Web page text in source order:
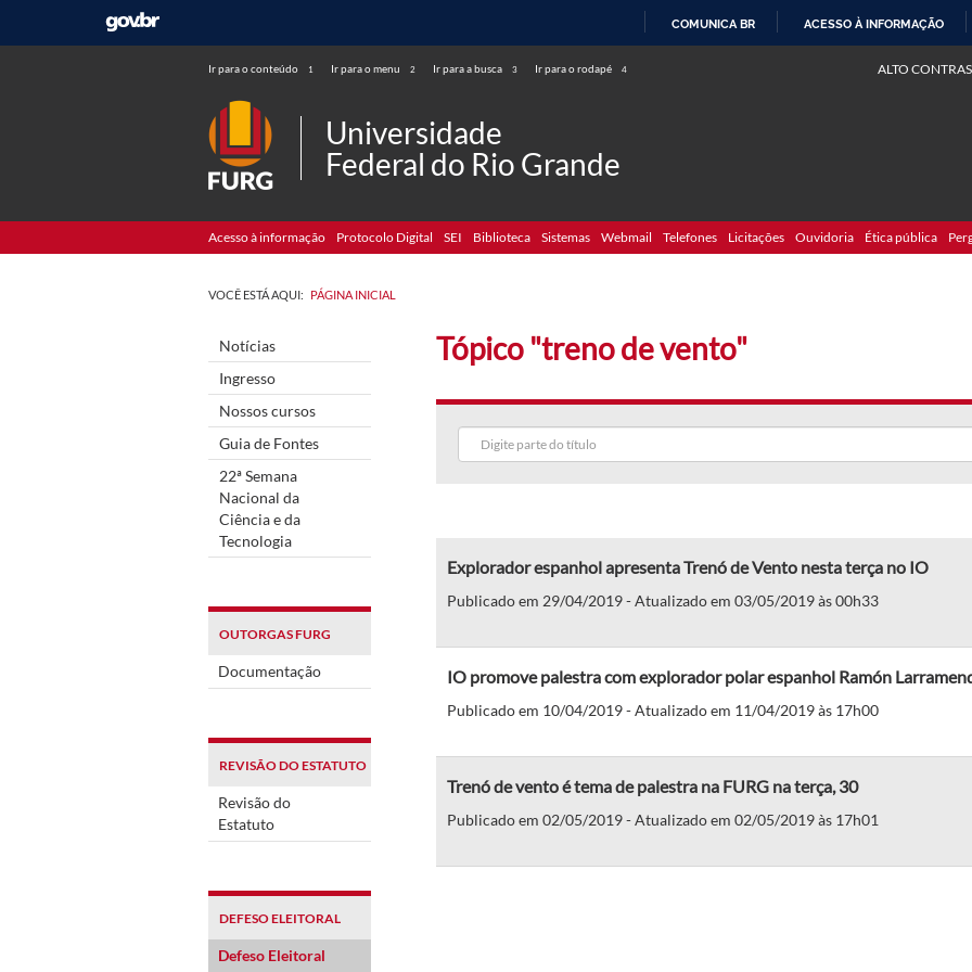
COMUNICA BR ACESSO À INFORMAÇÃO
Ir para o conteúdo 1 Ir para o menu 2 Ir para a busca 3 Ir para o rodapé 4 ALTO
Universidade
Federal do Rio Grande
Acesso à informação Protocolo Digital SEI Biblioteca Sistemas Webmail Telefones Licitações Ouvidoria Ética pública
VOCÊ ESTÁ AQUI: PÁGINA INICIAL
Notícias
Ingresso
Nossos cursos
Guia de Fontes
22ª Semana
Nacional da
Ciência e da
Tecnologia
OUTORGAS FURG
Documentação
REVISÃO DO ESTATUTO
Revisão do
Estatuto
DEFESO ELEITORAL
Defeso Eleitoral
Tópico "treno de vento"
Explorador espanhol apresenta Trenó de Vento nesta terça no IO
Publicado em 29/04/2019 - Atualizado em 03/05/2019 às 00h33
IO promove palestra com explorador polar espanhol Ramón
Publicado em 10/04/2019 - Atualizado em 11/04/2019 às 17h00
Trenó de vento é tema de palestra na FURG na terça, 30
Publicado em 02/05/2019 - Atualizado em 02/05/2019 às 17h01